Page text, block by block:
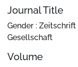
Journal Title
Gender :
Gesellschaft
Volume